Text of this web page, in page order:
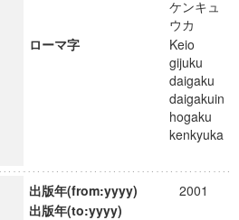
ケンキュ
ウカ
ローマ字
Keio
gijuku
daigaku
daigakuin
hogaku
kenkyuka
出版年(from:yyyy)
2001
出版年(to:yyyy)